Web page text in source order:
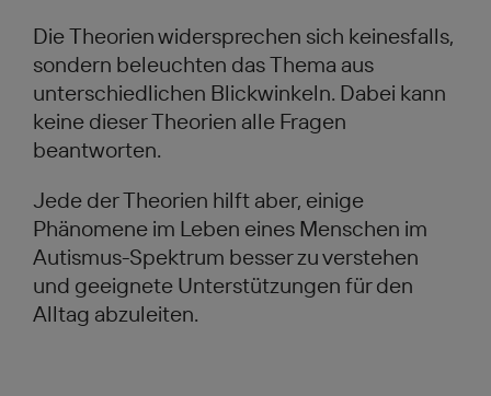
Die Theorien widersprechen sich keinesfalls,
sondern beleuchten das Thema aus
unterschiedlichen Blickwinkeln. Dabei kann
keine dieser Theorien alle Fragen
beantworten.
Jede der Theorien hilft aber, einige
Phänomene im Leben eines Menschen im
Autismus-Spektrum besser zu verstehen
und geeignete Unterstützungen für den
Alltag abzuleiten.